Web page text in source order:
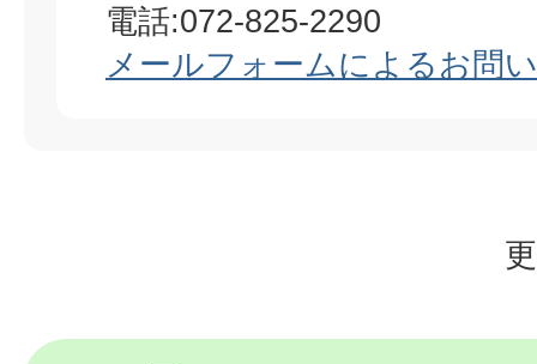
電話:072-825-2290
メールフォームによるお問